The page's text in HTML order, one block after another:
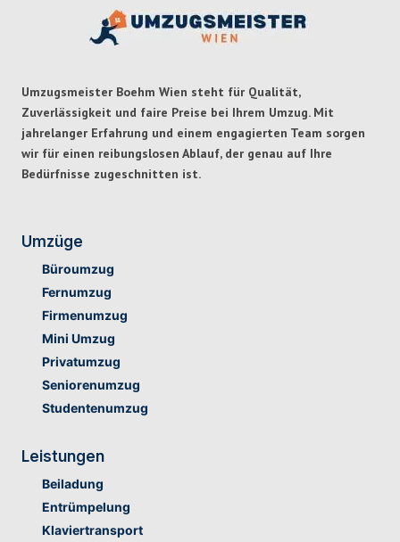
Umzugsmeister Boehm Wien steht für Qualität,
Zuverlässigkeit und faire Preise bei Ihrem Umzug. Mit
jahrelanger Erfahrung und einem engagierten Team sorgen
wir für einen reibungslosen Ablauf,der genau auf Ihre
Bedürfnisse zugeschnitten ist.
Umzüge
Büroumzug
Fernumzug
Firmenumzug
Mini Umzug
Privatumzug
Seniorenumzug
Studentenumzug
Leistungen
Beiladung
Entrümpelung
Klaviertransport